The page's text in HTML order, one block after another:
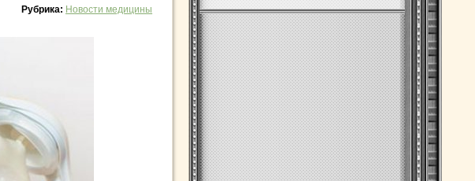
Рубрика: Новости медицины